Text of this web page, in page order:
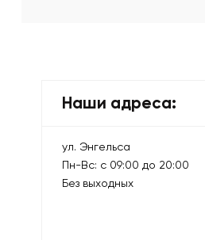
Наши адреса:
ул. Энгельса
Пн-Вс: с 09:00 до 20:00
Без выходных